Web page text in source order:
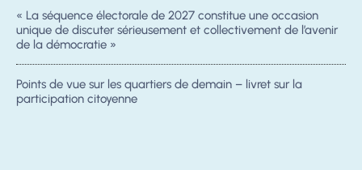
« La séquence électorale de 2027 constitue une occasion
unique de discuter sérieusement et collectivement de l’avenir
de la démocratie »
Points de vue sur les quartiers de demain – livret sur la
participation citoyenne